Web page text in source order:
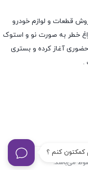
کمکتون کنم ؟
قطعات و لوازم خودرو
خطر به صورت نو و استوک
حضوری آغاز کرده و بستری
.
می‌باشد.